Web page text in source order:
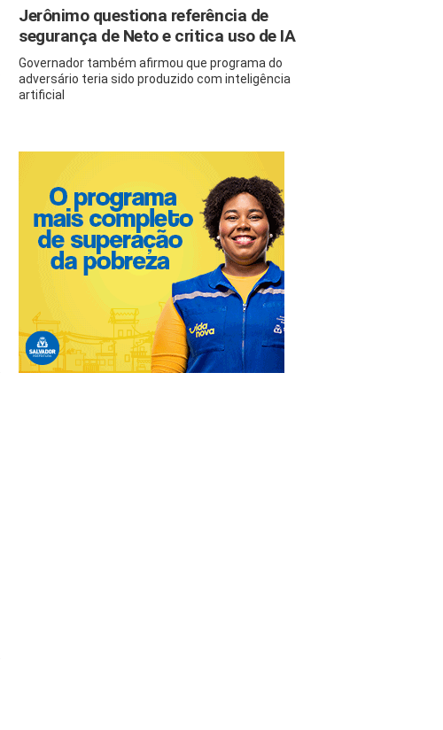
Jerônimo questiona referência de
segurança de Neto e critica uso de IA
Governador também afirmou que programa do
adversário teria sido produzido com inteligência
artificial